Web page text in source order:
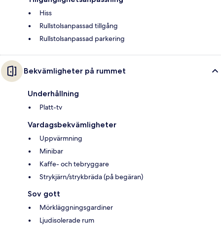
Hiss
Rullstolsanpassad tillgång
Rullstolsanpassad parkering
Bekvämligheter på rummet
Underhållning
Platt-tv
Vardagsbekvämligheter
Uppvärmning
Minibar
Kaffe- och tebryggare
Strykjärn/strykbräda (på begäran)
Sov gott
Mörkläggningsgardiner
Ljudisolerade rum